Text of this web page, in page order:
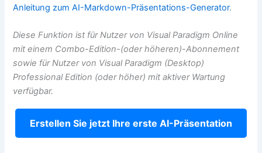
Anleitung zum AI-Markdown-Präsentations-Generator.
Diese Funktion ist für Nutzer von Visual Paradigm Online
mit einem Combo-Edition-(oder höheren)-Abonnement
sowie für Nutzer von Visual Paradigm (Desktop)
Professional Edition (oder höher) mit aktiver Wartung
verfügbar.
Erstellen Sie jetzt Ihre erste AI-Präsentation